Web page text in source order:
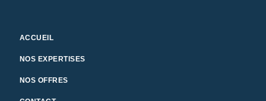
ACCUEIL
NOS EXPERTISES
NOS OFFRES